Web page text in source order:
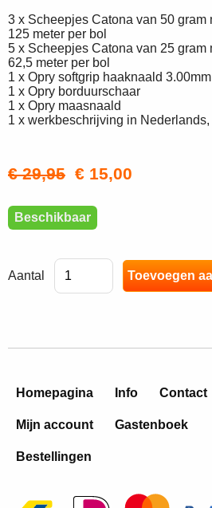
3 x Scheepjes Catona van 50 gram
125 meter per bol
5 x Scheepjes Catona van 25 gram
62,5 meter per bol
1 x Opry softgrip haaknaald 3.00mm
1 x Opry borduurschaar
1 x Opry maasnaald
1 x werkbeschrijving in
€ 29,95 € 15,00
Beschikbaar
Aantal
Homepagina Info Contact
Mijn account Gastenboek
Bestellingen